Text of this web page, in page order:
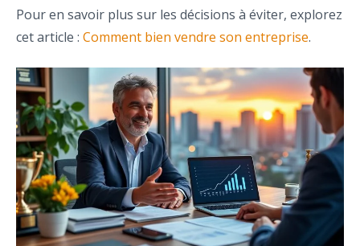
Pour en savoir plus sur les décisions à éviter, explorez
cet article : Comment bien vendre son entreprise.